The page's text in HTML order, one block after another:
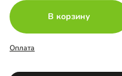
В корзину
Оплата